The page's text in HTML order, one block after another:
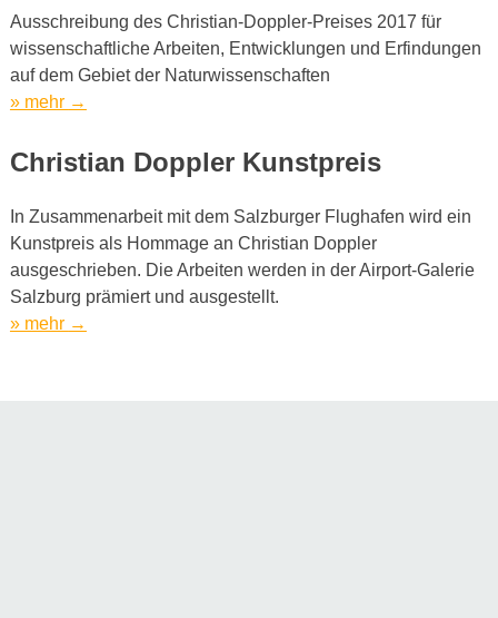
Jubiläum
des
Doppler-
Ausschreibung des Christian-Doppler-Preises 2017 für
wissenschaftliche Arbeiten, Entwicklungen und Erfindungen
auf dem Gebiet der Naturwissenschaften
» mehr „Startschuss
175-
Jubiläum
des
Doppler-
Effektes“
→
Christian Doppler Kunstpreis
In Zusammenarbeit mit dem Salzburger Flughafen wird ein
Kunstpreis als Hommage an Christian Doppler
ausgeschrieben. Die Arbeiten werden in der Airport-Galerie
Salzburg prämiert und ausgestellt.
» mehr „Startschuss
→